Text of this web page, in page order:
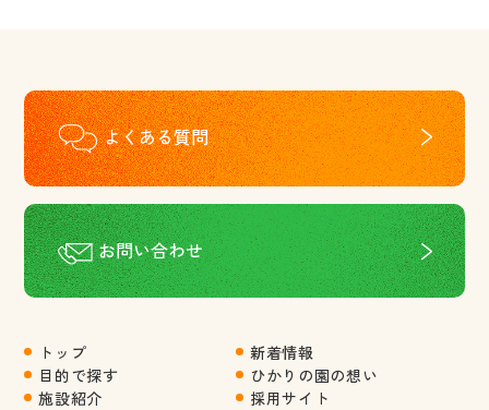
トップ
新着情報
目的で探す
ひかりの園の想い
施設紹介
採用サイト
よくある質問
お問い合わせ